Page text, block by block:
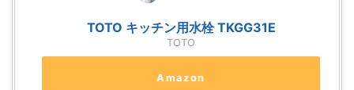
TOTO キッチン用水栓 TKGG31E
TOTO
Amazon